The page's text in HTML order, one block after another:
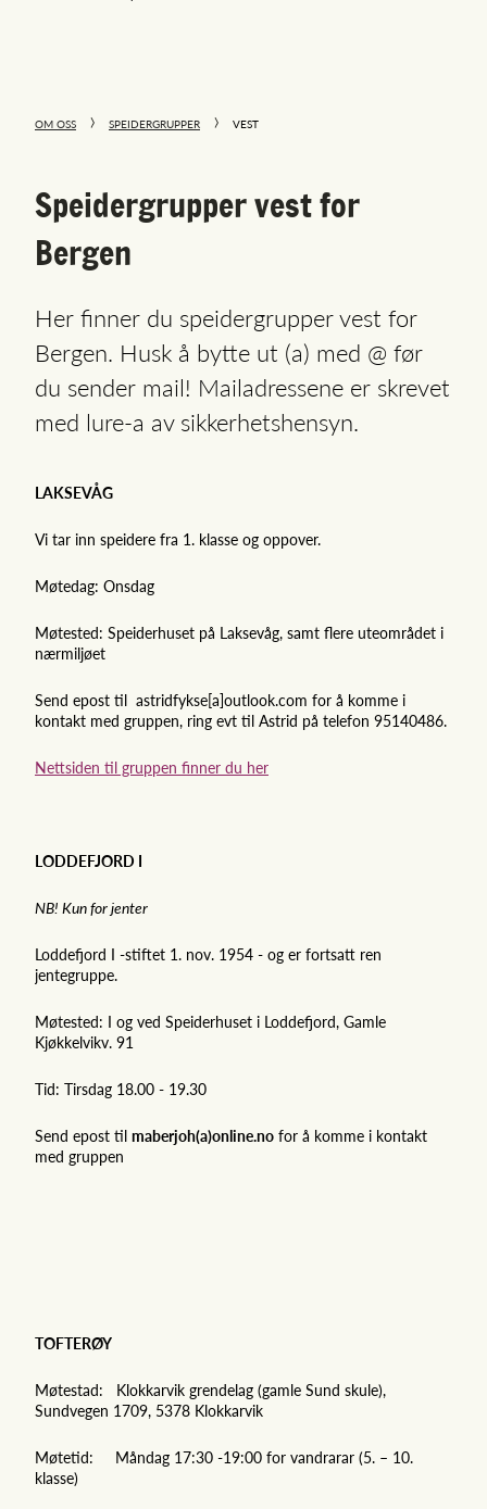
OM OSS SPEIDERGRUPPER VEST
Speidergrupper vest for
Bergen
Her finner du speidergrupper vest for
Bergen. Husk å bytte ut (a) med @ før
du sender mail! Mailadressene er skrevet
med lure-a av sikkerhetshensyn.
LAKSEVÅG
Vi tar inn speidere fra 1. klasse og oppover.
Møtedag: Onsdag
Møtested: Speiderhuset på Laksevåg, samt flere uteområdet i
nærmiljøet
Send epost til astridfykse[a]outlook.com for å komme i
kontakt med gruppen, ring evt til Astrid på telefon 95140486.
Nettsiden til gruppen finner du her
LODDEFJORD I
NB! Kun for jenter
Loddefjord I -stiftet 1. nov. 1954 - og er fortsatt ren
jentegruppe.
Møtested: I og ved Speiderhuset i Loddefjord, Gamle
Kjøkkelvikv. 91
Tid: Tirsdag 18.00 - 19.30
Send epost til maberjoh(a)online.no for å komme i kontakt
med gruppen
TOFTERØY
Møtestad: Klokkarvik grendelag (gamle Sund skule),
Sundvegen 1709, 5378 Klokkarvik
Møtetid: Måndag 17:30 -19:00 for vandrarar (5. – 10.
klasse)